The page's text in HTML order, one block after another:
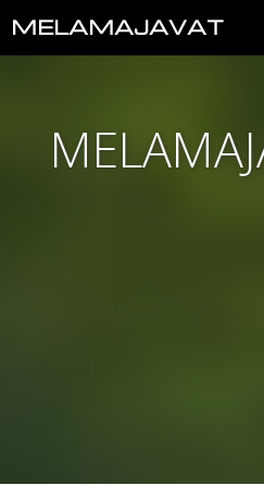
MELAMAJAVAT